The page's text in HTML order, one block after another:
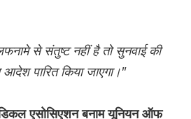
से संतुष्ट नहीं है तो सुनवाई की
पारित किया जाएगा।"
एसोसिएशन बनाम यूनियन ऑफ